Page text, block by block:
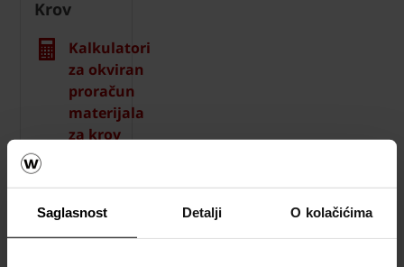
Saglasnost Detalji O kolačićima
Krov
Kalkulatori
za okviran
proračun
materijala
za krov
proračun
materijala